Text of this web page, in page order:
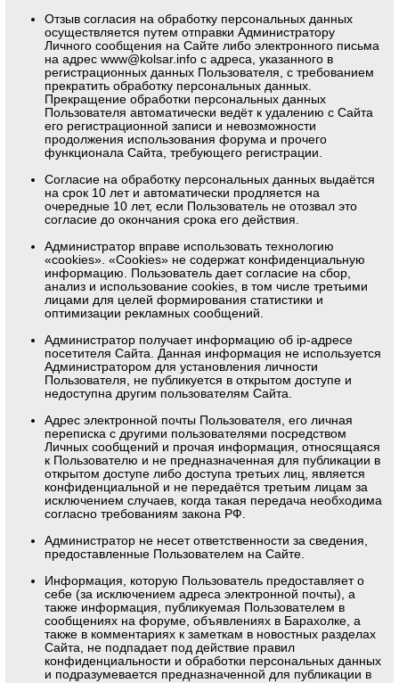
Отзыв согласия на обработку персональных данных
осуществляется путем отправки Администратору
Личного сообщения на Сайте либо электронного письма
на адресwww@kolsar.info с адреса, указанного в
регистрационных данных Пользователя, с требованием
прекратить обработку персональных данных.
Прекращение обработки персональных данных
Пользователя автоматически ведёт к удалению с Сайта
его регистрационной записи и невозможности
продолжения использования форума и прочего
функционала Сайта, требующего регистрации.
Согласие на обработку персональных данных выдаётся
на срок 10 лет и автоматически продляется на
очередные 10 лет, если Пользователь не отозвал это
согласие до окончания срока его действия.
Администратор вправе использовать технологию
«cookies». «Cookies» не содержат конфиденциальную
информацию. Пользователь дает согласие на сбор,
анализ и использование cookies, в том числе третьими
лицами для целей формирования статистики и
оптимизации рекламных сообщений.
Администратор получает информацию об ip-адресе
посетителя Сайта. Данная информация не используется
Администратором для установления личности
Пользователя, не публикуется в открытом доступе и
недоступна другим пользователям Сайта.
Адрес электронной почты Пользователя, его личная
переписка с другими пользователями посредством
Личных сообщений и прочая информация, относящаяся
к Пользователю и не предназначенная для публикации в
открытом доступе либо доступа третьих лиц, является
конфиденциальной и не передаётся третьим лицам за
исключением случаев, когда такая передача необходима
согласно требованиям закона РФ.
Администратор не несет ответственности за сведения,
предоставленные Пользователем на Сайте.
Информация, которую Пользователь предоставляет о
себе (за исключением адреса электронной почты), а
также информация, публикуемая Пользователем в
сообщениях на форуме, объявлениях в Барахолке, а
также в комментариях к заметкам в новостных разделах
Сайта, не подпадает под действие правил
конфиденциальности и обработки персональных данных
и подразумевается предназначенной для публикации в